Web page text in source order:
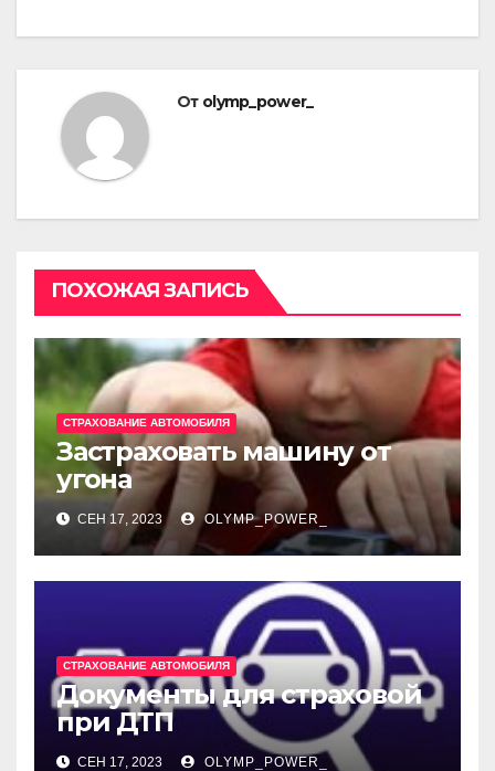
От olymp_power_
ПОХОЖАЯ ЗАПИСЬ
СТРАХОВАНИЕ АВТОМОБИЛЯ
Застраховать машину от
угона
СЕН 17, 2023 OLYMP_POWER_
СТРАХОВАНИЕ АВТОМОБИЛЯ
Документы для страховой
при ДТП
СЕН 17, 2023 OLYMP_POWER_